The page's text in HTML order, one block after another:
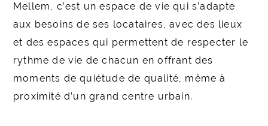
Mellem, c’est un espace de vie qui s’adapte
aux besoins de ses locataires, avec des lieux
et des espaces qui permettent de respecter le
rythme de vie de chacun en offrant des
moments de quiétude de qualité, même à
proximité d’un grand centre urbain.